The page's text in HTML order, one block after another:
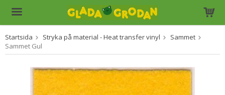
Startsida Stryka på material - Heat transfer vinyl
Sammet
Sammet Gul